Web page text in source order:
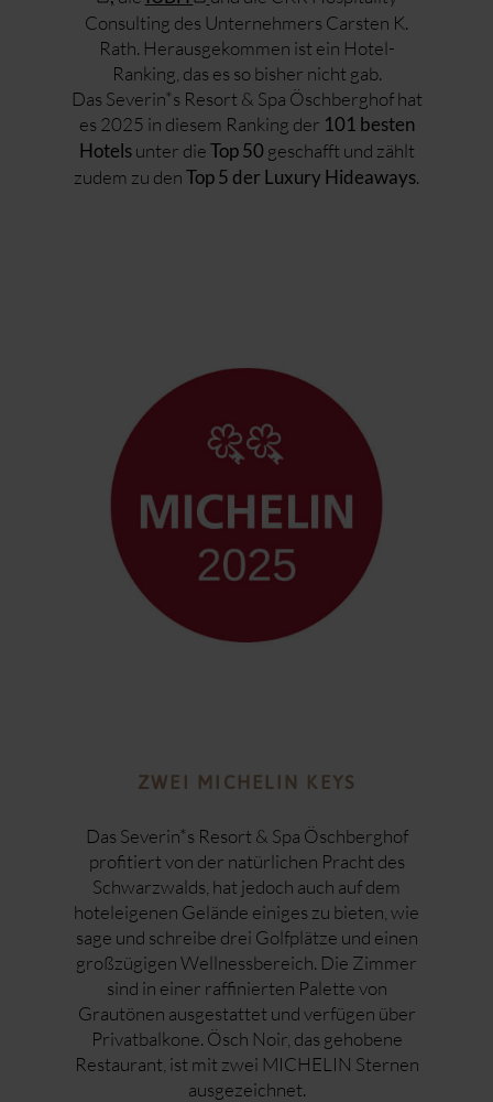
Consulting des Unternehmers Carsten K.
Rath. Herausgekommen ist ein Hotel-
Ranking, das es so bisher nicht gab.
Das Severin*s Resort & Spa Öschberghof hat
es 2025 in diesem Ranking der 101 besten
Hotelsunter die Top 50 geschafft und zählt
zudem zu den Top 5 der Luxury Hideaways.
ZWEI MICHELIN KEYS
Das Severin*s Resort & Spa Öschberghof
profitiert von der natürlichen Pracht des
Schwarzwalds, hat jedoch auch auf dem
hoteleigenen Gelände einiges zu bieten, wie
sage und schreibe drei Golfplätze und einen
großzügigen Wellnessbereich. Die Zimmer
sind in einer raffinierten Palette von
Grautönen ausgestattet und verfügen über
Privatbalkone. Ösch Noir, das gehobene
Restaurant, ist mit zwei MICHELIN Sternen
ausgezeichnet.